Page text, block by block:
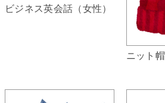
ビジネス英会話（女性）
ニット帽